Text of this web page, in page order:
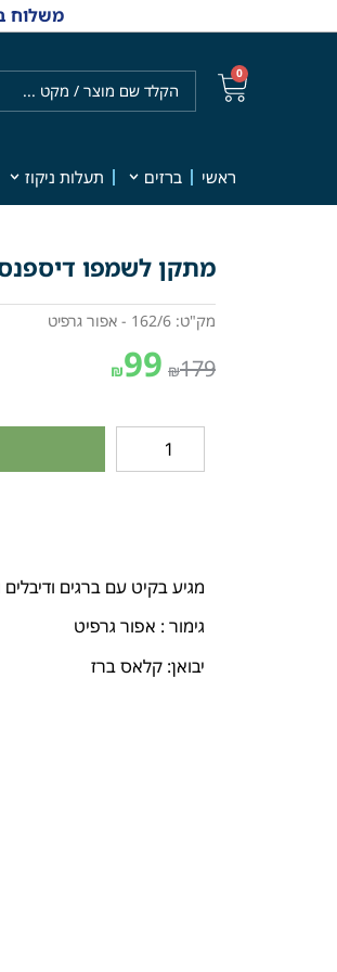
משלוח בחינם עד הבית
0
ראשי ברזים תעלות ניקוז
מתקן לשמפו דיספנסר | 500 מ"ל | אפור גרפיט |
מק"ט: 162/6 - אפור גרפיט
₪179
₪99
מגיע בקיט עם ברגים
גימור : אפור גרפיט
יבואן: קלאס ברז